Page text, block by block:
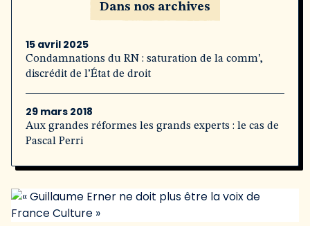
Dans nos archives
15 avril 2025
Condamnations du RN : saturation de la comm’,
discrédit de l’État de droit
29 mars 2018
Aux grandes réformes les grands experts : le cas de
Pascal Perri